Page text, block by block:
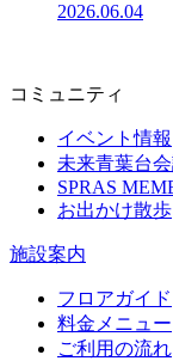
2026.06.04
コミュニティ
イベント情報
未来青葉台
SPRAS
お出かけ散歩
施設案内
フロアガイド
料金メニュー
ご利用の流れ